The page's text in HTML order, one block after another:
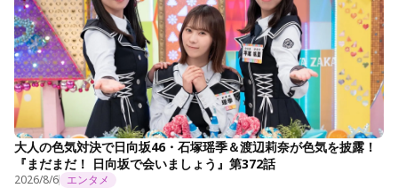
大人の色気対決で日向坂46・石塚瑶季＆渡辺莉奈が色気を披露！
『まだまだ！ 日向坂で会いましょう』第372話
2026/8/6 エンタメ